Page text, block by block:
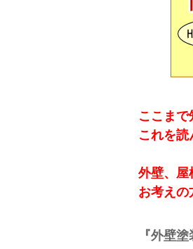
ここま
これを読
外壁、屋
お考えの
『外壁